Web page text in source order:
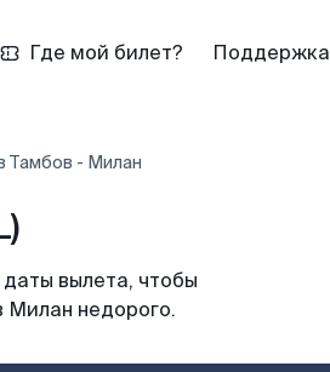
Где мой билет? Поддержка
Тамбов - Милан
вылета, чтобы
Милан недорого.